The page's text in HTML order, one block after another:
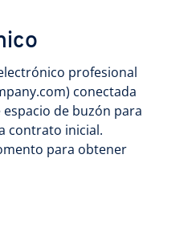
profesional
conectada
de buzón para
contrato inicial.
para obtener